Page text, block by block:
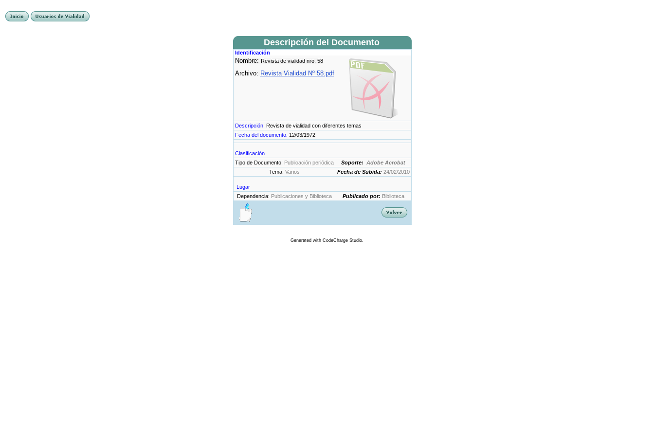
Descripción del Documento
Identificación
Nombre: Revista de vialidad nro. 58
Archivo: Revista Vialidad Nº 58.pdf
Descripción: Revista de vialidad con diferentes temas
Fecha del documento: 12/03/1972
Clasificación
Tipo de Documento: Publicación periódica Soporte: Adobe Acrobat
Tema: Varios Fecha de Subida: 24/02/2010
Lugar
Dependencia: Publicaciones y Biblioteca Publicado por: Biblioteca
Generated with CodeCharge Studio.